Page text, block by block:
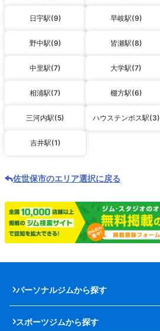
日宇駅(9) 早岐駅(9)
野中駅(9) 皆瀬駅(8)
中里駅(7) 大学駅(7)
相浦駅(7) 棚方駅(6)
三河内駅(5) ハウステンボス駅(3)
吉井駅(1)
佐世保市のエリア選択に戻る
パーソナルジムから探す
スポーツジムから探す